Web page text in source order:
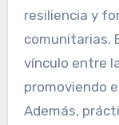
resiliencia y
comunitarias.
vínculo entre
promoviendo
Además,